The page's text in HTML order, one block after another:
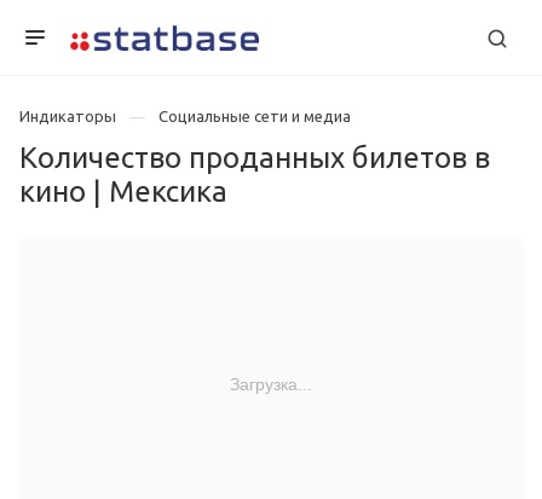
Индикаторы Социальные сети и медиа
Количество проданных билетов в
кино | Мексика
Загрузка...